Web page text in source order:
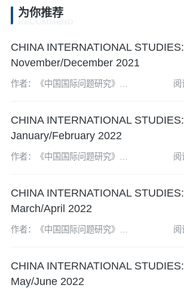
为你推荐
RECOMMEND
CHINA INTERNATIONAL
November/December 2021
作者：《中国国际问题研究》编
阅
CHINA INTERNATIONAL
January/February 2022
作者：《中国国际问题研究》编
阅
CHINA INTERNATIONAL
March/April 2022
作者：《中国国际问题研究》编
阅
CHINA INTERNATIONAL
May/June 2022